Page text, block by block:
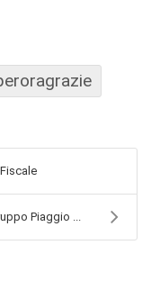
Piaggio ...